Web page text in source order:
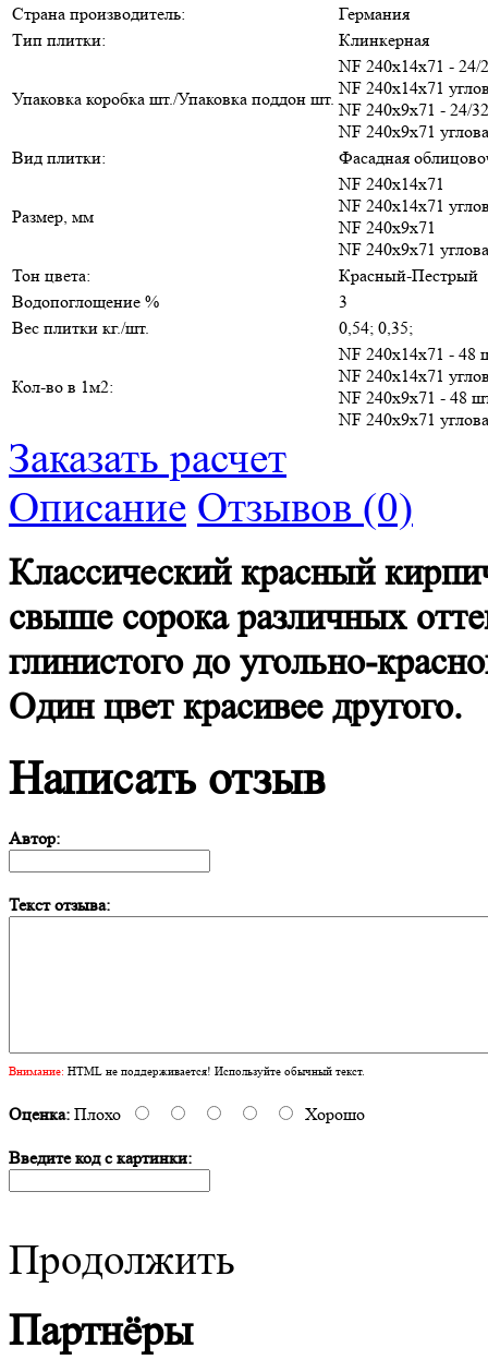
Страна производитель:
Германия
Тип плитки:
Клинкерная
Упаковка коробка шт./Упаковка поддон шт.
NF 240х14х71 - 24/
NF 240х14х71
NF 240х9х71 - 24/
NF 240х9х71
Вид плитки:
Фасадная
Размер, мм
NF 240х14х71
NF 240х14х71
NF 240х9х71
NF 240х9х71
Тон цвета:
Красный-Пестрый
Водопоглощение %
3
Вес плитки кг./шт.
0,54; 0,35;
Кол-во в 1м2:
NF 240х14х71 - 48
NF 240х14х71
NF 240х9х71 - 48
NF 240х9х71
Заказать расчет
Описание Отзывов (0)
Классический красный
свыше сорока различных
глинистого до угольно-
Один цвет красивее другого.
Написать отзыв
Автор:
Текст отзыва:
Внимание: HTML не поддерживается! Используйте обычный текст.
Оценка: Плохо Хорошо
Введите код с картинки:
Продолжить
Партнёры